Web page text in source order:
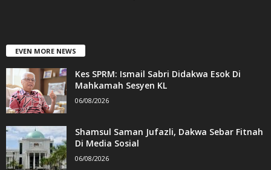
EVEN MORE NEWS
Kes SPRM: Ismail Sabri Didakwa Esok Di
Mahkamah Sesyen KL
06/08/2026
Shamsul Saman Jufazli, Dakwa Sebar Fitnah
Di Media Sosial
06/08/2026